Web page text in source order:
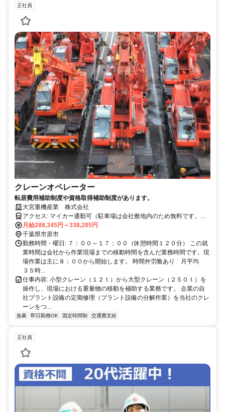
正社員
クレーンオペレーター
転居費用補助制度や資格取得補助制度があります。
大宮重機産業 株式会社
アクセス: マイカー通勤可（駐車場は会社敷地内のため無料です。）
交通費は会社までの距離に応じて支給しています。（月１７，０００
円上限） 例： 片道０ｋｍ～５ｋｍまで ８，０００円（※） 片
道５ｋｍ超１０ｋｍまで １０，０００円 片道１０ｋｍ超１５ｋｍ
まで１２，０００円 片道１５ｋｍ超２０ｋｍまで１４，０００円
（※）交通費はどこから通っていても最低８，０００円は支給しま
す。（上記の給与額に加算） 最寄り駅 ＪＲ内房線 五井駅から 徒
歩２５分
月給288,345円～338,285円
千葉県市原市
勤務時間・曜日: ７：００～１７：００（休憩時間１２０分） この就
業時間は会社から作業現場までの移動時間を含んだ業務時間です。現
場作業は主に８：００から開始します。 時間外労働あり 月平均
３５時...
仕事内容: 小型クレーン（１２ｔ）から大型クレーン（２５０ｔ）を
操作し、現場における重量物の移動を補助する業務です。 企業の自
社プラント設備の定期修理（プラント設備の分解作業）を当社のクレ
ーンをつ...
急募 即日勤務OK 固定時間制 交通費支給
正社員